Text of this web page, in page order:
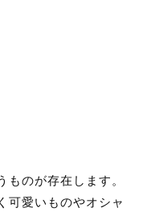
のが存在します。
可愛いものやオシャ